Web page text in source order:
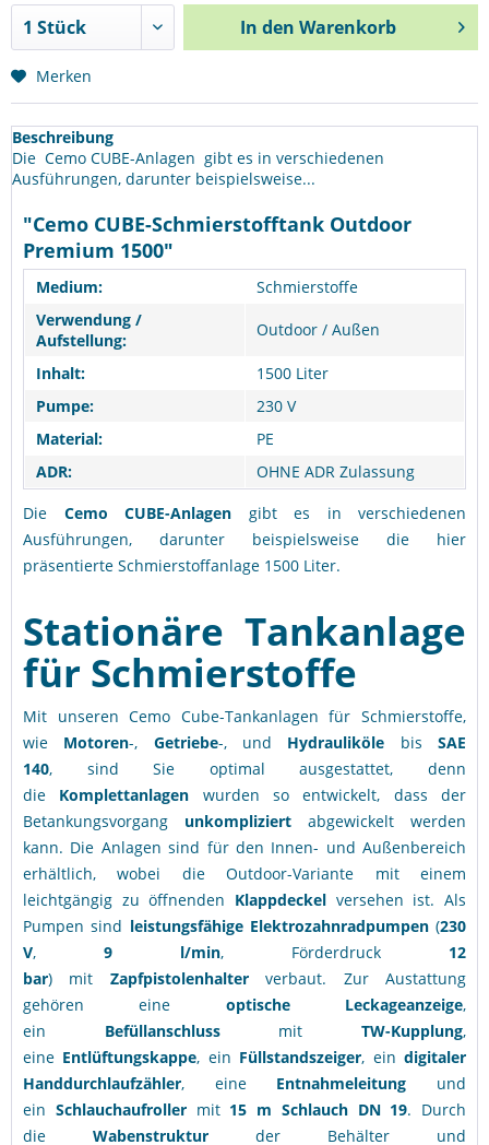
In den Warenkorb
Merken
Beschreibung
Die Cemo CUBE-Anlagen gibt es in verschiedenen
Ausführungen, darunter beispielsweise...
"Cemo CUBE-Schmierstofftank Outdoor
Premium 1500"
Medium:
Schmierstoffe
Verwendung /
Aufstellung:
Outdoor / Außen
Inhalt:
1500 Liter
Pumpe:
230 V
Material:
PE
ADR:
OHNE ADR Zulassung
Die Cemo CUBE-Anlagen gibt es in verschiedenen
Ausführungen, darunter beispielsweise die hier
präsentierte Schmierstoffanlage 1500 Liter.
Stationäre Tankanlage
für Schmierstoffe
Mit unseren Cemo Cube-Tankanlagen für Schmierstoffe,
wie Motoren-, Getriebe-, und Hydrauliköle bisSAE
140, sind Sie optimal ausgestattet, denn
die Komplettanlagen wurden so entwickelt, dass der
Betankungsvorgang unkompliziert abgewickelt werden
kann. Die Anlagen sind für den Innen- und Außenbereich
erhältlich, wobei die Outdoor-Variante mit einem
leichtgängig zu öffnenden Klappdeckel versehen ist. Als
Pumpen sind leistungsfähige Elektrozahnradpumpen (230
V, 9 l/min, Förderdruck 12
bar) mit Zapfpistolenhalterverbaut. Zur Austattung
gehören eine optische Leckageanzeige,
ein BefüllanschlussmitTW-Kupplung,
eine Entlüftungskappe, ein Füllstandszeiger, eindigitaler
Handdurchlaufzähler, eine Entnahmeleitung und
ein Schlauchaufrollermit15 m Schlauch DN 19. Durch
die Wabenstruktur der Behälter und